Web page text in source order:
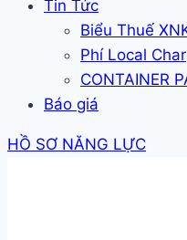
Tin Tức
Biểu Thuế
Phí Local
CONTAINER
Báo giá
HỒ SƠ NĂNG LỰC